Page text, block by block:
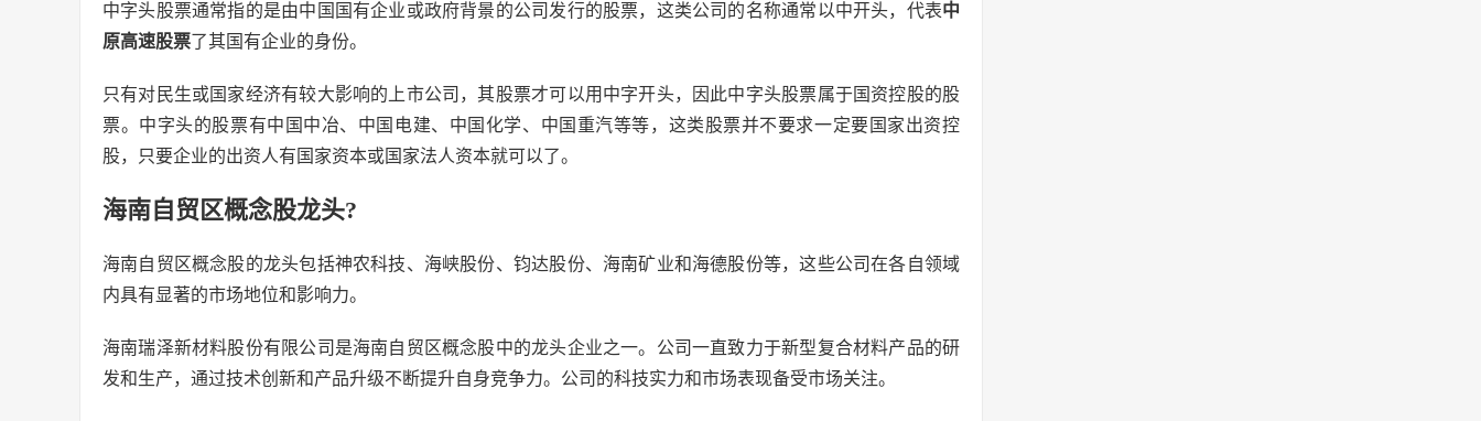
中字头股票通常指的是由中国国有企业或政府背景的公司发行的股票，这类公司的名称通常以中开头，代表中
原高速股票了其国有企业的身份。
只有对民生或国家经济有较大影响的上市公司，其股票才可以用中字开头，因此中字头股票属于国资控股的股
票。中字头的股票有中国中冶、中国电建、中国化学、中国重汽等等，这类股票并不要求一定要国家出资控
股，只要企业的出资人有国家资本或国家法人资本就可以了。
海南自贸区概念股龙头?
海南自贸区概念股的龙头包括神农科技、海峡股份、钧达股份、海南矿业和海德股份等，这些公司在各自领域
内具有显著的市场地位和影响力。
海南瑞泽新材料股份有限公司是海南自贸区概念股中的龙头企业之一。公司一直致力于新型复合材料产品的研
发和生产，通过技术创新和产品升级不断提升自身竞争力。公司的科技实力和市场表现备受市场关注。